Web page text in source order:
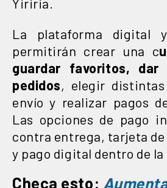
La plataforma digital
permitirán crear una c
guardar favoritos, dar
pedidos, elegir
envío y realizar pagos
Las opciones de pago
contra entrega, tarjeta
y pago digital dentro de la
Checa esto: